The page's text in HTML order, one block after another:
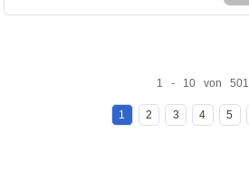
1 - 10 von 501
1 2 3 4 5